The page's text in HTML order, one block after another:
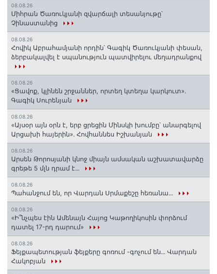
08.08.26
Միհրան Ծառուկյանի զվարճալի տեսանյութը՝
Չինաստանից
08.08.26
Հովիկ Աբրահամյանի որդին՝ Գագիկ Ծառուկյանի փեսան,
ձերբակալվել է սպանություն պատվիրելու մեղադրանքով
08.08.26
«Ցավոք, կլինեն շրջաններ, որտեղ կտեղա կարկուտ»․
Գագիկ Սուրենյան
08.08.26
«Այսօր այն օրն է, երբ ցրեցին Մինսկի խումբը՝ անարգելով
Արցախի հայերին»․ Հովհաննես Իշխանյան
08.08.26
Արսեն Թորոսյանի կնոջ միայն ամսական աշխատավարձը
գրեթե 5 մլն դրամ է․․․
08.08.26
Պահանջում են, որ Վարդան Սրմաքեշը հեռանա․․․
08.08.26
«Ի՞նչպես էին Ամենայն Հայոց Կաթողիկոսին փորձում
դատել 17-րդ դարում»
08.08.26
Ֆեյքապետության ֆեյքերը գոռում -գոչում են․․․ Վարդան
Հակոբյան